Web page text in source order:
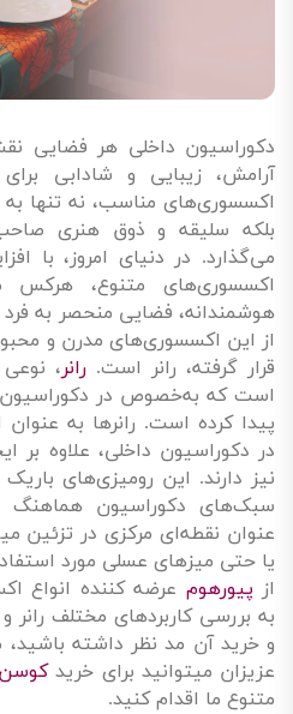
دکوراسیون داخلی هر فضایی
آرامش، زیبایی و شادابی برای
اکسسوری‌های مناسب، نه تنها
بلکه سلیقه و ذوق هنری
می‌گذارد. در دنیای امروز، با
اکسسوری‌های متنوع، هرکس
هوشمندانه، فضایی منحصر به
از این اکسسوری‌های مدرن و
قرار گرفته، رانر است. رانر،
است که به‌خصوص در
پیدا کرده است. رانرها به
در دکوراسیون داخلی، علاوه بر
نیز دارند. این رومیزی‌های باریک
سبک‌های دکوراسیون هماهنگ
عنوان نقطه‌ای مرکزی در تزئین
یا حتی میزهای عسلی مورد
از پیورهوم عرضه کننده انواع
به بررسی کاربردهای مختلف رانر
و خرید آن مد نظر داشته باشید،
عزیزان میتوانید برای خریدکوسن
متنوع ما اقدام کنید.